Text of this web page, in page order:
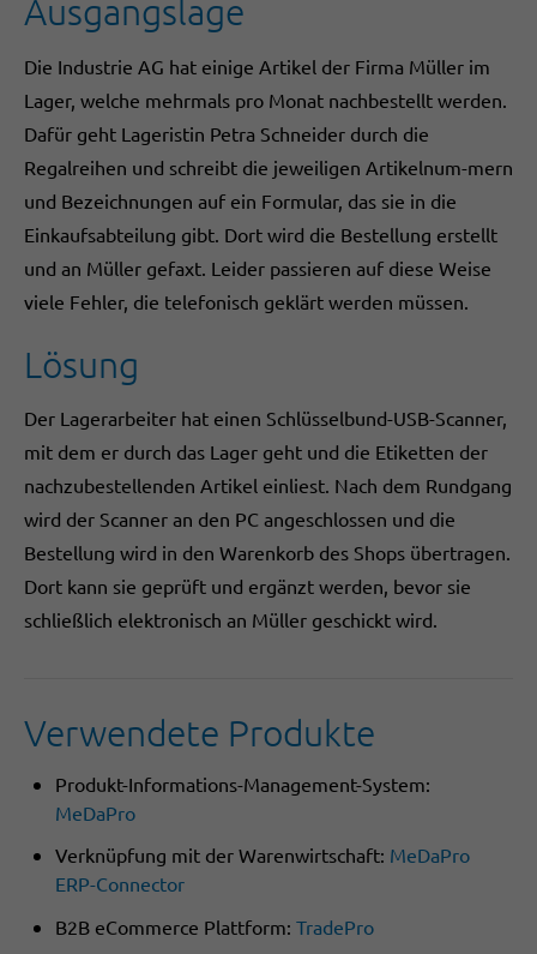
Ausgangslage
Die Industrie AG hat einige Artikel der Firma Müller im
Lager, welche mehrmals pro Monat nachbestellt werden.
Dafür geht Lageristin Petra Schneider durch die
Regalreihen und schreibt die jeweiligen Artikelnum-mern
und Bezeichnungen auf ein Formular, das sie in die
Einkaufsabteilung gibt. Dort wird die Bestellung erstellt
und an Müller gefaxt. Leider passieren auf diese Weise
viele Fehler, die telefonisch geklärt werden müssen.
Lösung
Der Lagerarbeiter hat einen Schlüsselbund-USB-Scanner,
mit dem er durch das Lager geht und die Etiketten der
nachzubestellenden Artikel einliest. Nach dem Rundgang
wird der Scanner an den PC angeschlossen und die
Bestellung wird in den Warenkorb des Shops übertragen.
Dort kann sie geprüft und ergänzt werden, bevor sie
schließlich elektronisch an Müller geschickt wird.
Verwendete Produkte
Produkt-Informations-Management-System:
MeDaPro
Verknüpfung mit der Warenwirtschaft: MeDaPro
ERP-Connector
B2B eCommerce Plattform: TradePro